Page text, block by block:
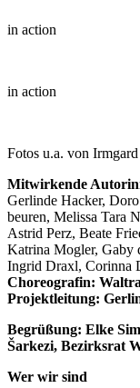
in action
in action
Fotos u.a. von
Mitwirkende
Gerlinde Hacker,
beuren, Melissa Tara
Astrid Perz, Beate
Katrina Mogler, Gaby
Ingrid Draxl, Corinna
Choreografin:
Projektleitung:
Begrüßung: Elke
Šarkezi, Bezirksrat
Wer wir sind